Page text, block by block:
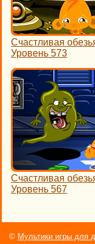
Счастливая
Уровень 573
Счастливая
Уровень 567
© Мультики игры для